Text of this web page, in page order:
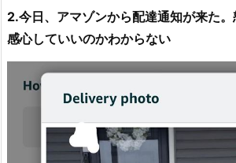
2.今日、アマゾンから配達通知が来た。
感心していいのかわからない